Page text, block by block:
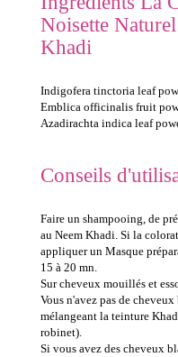
Noisette
Khadi
Indigofera tinctoria leaf
Emblica officinalis fruit
Azadirachta indica leaf
Conseils
Faire un shampooing, de
au Neem Khadi. Si la
appliquer un Masque
15 à 20 mn.
Sur cheveux mouillés et
Vous n'avez pas de
mélangeant la teinture
robinet).
Si vous avez des cheveux